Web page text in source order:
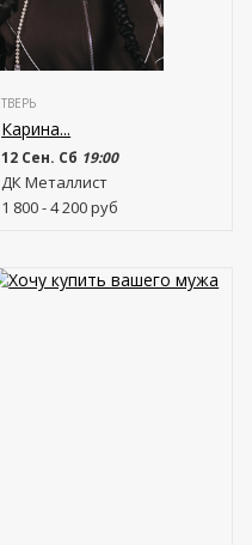
ТВЕРЬ
Карина...
12 Сен. Сб 19:00
ДК Металлист
1 800 - 4 200руб